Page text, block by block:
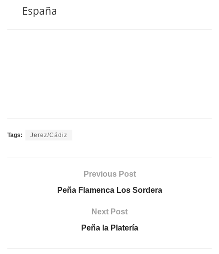
España
Tags: Jerez/Cádiz
Previous Post
Peña Flamenca Los Sordera
Next Post
Peña la Platería